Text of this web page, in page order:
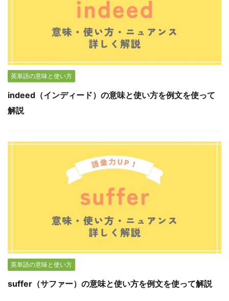
英単語の意味と使い方
indeed（インディード）の意味と使い方を例文を使って
解説
英単語の意味と使い方
suffer（サファー）の意味と使い方を例文を使って解説